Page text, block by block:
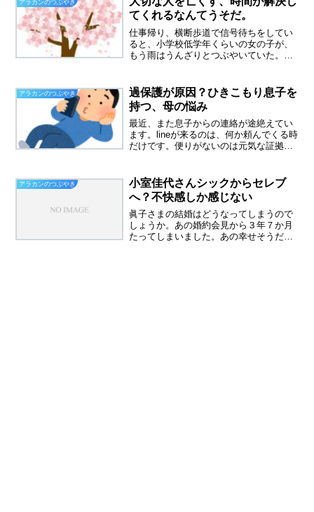
食べたいと思わないんです...
アラカンのつぶやき
てくれるなんてうそだ。
仕事帰り、横断歩道で信号待ちをしてい
ると、小学校低学年くらいの女の子が、
もう雨はうんざりとつぶやいていた。二
も強くて冷たくて、こたつが恋しくなり
ました。時々、孤独感が襲...
アラカンのつぶやき
過保護が原因？ひきこもり息子を
持つ、母の悩み
最近、また息子からの連絡が途絶えてい
ます。lineが来るのは、何か頼んでくる時
だけです。便りがないのは元気な証拠。
方なかったです。将来、ひきこもりのな
るのでは？なんてしょ...
アラカンのつぶやき
小室佳代さんシックからセレブ
へ？不快感しか感じない
眞子さまの結婚はどうなってしまうので
しょうか。あの婚約会見から３年７か月
たってしまいました。あの幸せそうだっ